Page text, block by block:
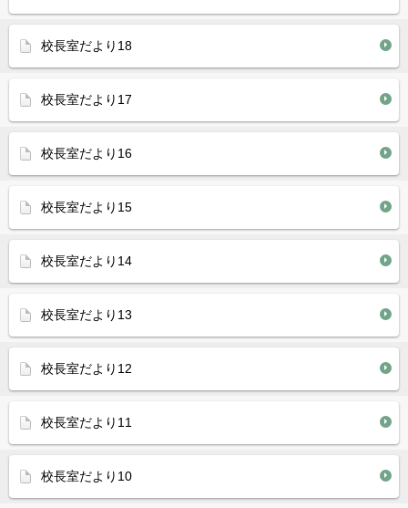
校長室だより18
校長室だより17
校長室だより16
校長室だより15
校長室だより14
校長室だより13
校長室だより12
校長室だより11
校長室だより10